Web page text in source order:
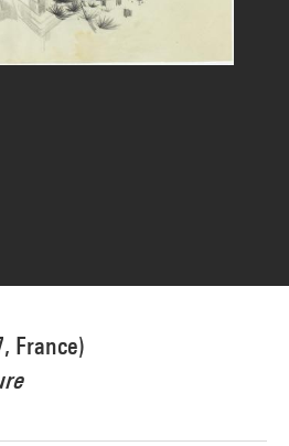
France)
MNAM-CCI/Philippe Migeat/Dist.